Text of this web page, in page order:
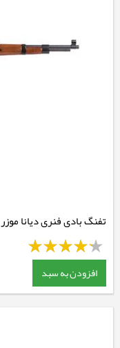
تفنگ بادی فنری دیانا موزر K98
افزودن به سبد